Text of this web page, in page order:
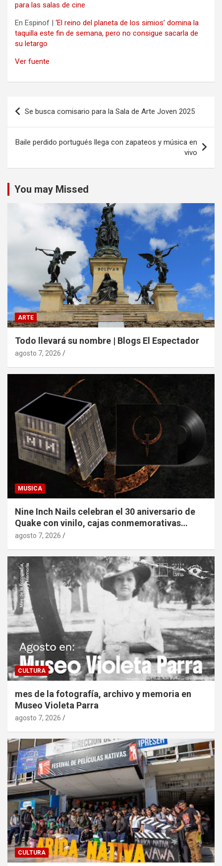
para las salas de cine
En Espinof | ‘El reino del planeta de los simios’ domina la
taquilla este fin de semana, pero no consigue sacarla de
su letargo
Ver fuente
Navegación
de
entradas
Se busca comisario para la Sala de Arte Joven 2025
Baile perdido portugués llega con zapateos y música en
vivo
You may Missed
ARTE
Todo llevará su nombre | Blogs El Espectador
agosto 7, 2026
MUSICA
Nine Inch Nails celebran el 30 aniversario de
Quake con vinilo, cajas conmemorativas…
agosto 7, 2026
CULTURA
mes de la fotografía, archivo y memoria en
Museo Violeta Parra
agosto 7, 2026
CULTURA